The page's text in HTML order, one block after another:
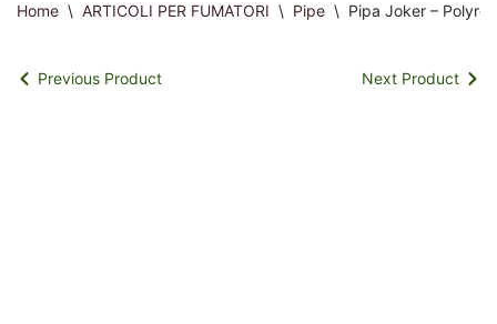
Home \ ARTICOLI PER FUMATORI \ Pipe \ Pipa Joker –
Previous Product Next Product